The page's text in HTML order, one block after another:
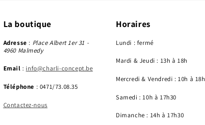
La boutique
Adresse : Place Albert 1er 31 -
4960 Malmedy
Email : info@charli-concept.be
Téléphone : 0471/73.08.35
Contactez-nous
Horaires
Lundi : fermé
Mardi & Jeudi : 13h à 18h
Mercredi & Vendredi : 10h à 18h
Samedi : 10h à 17h30
Dimanche : 14h à 17h30